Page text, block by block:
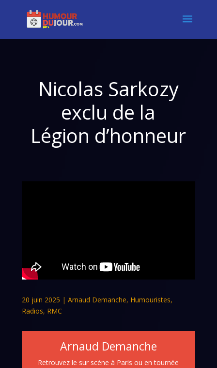
Nicolas Sarkozy
exclu de la
Légion d’honneur
20 juin 2025 | Arnaud Demanche, Humouristes,
Radios, RMC
Arnaud Demanche
Retrouvez le sur scène à Paris ou en tournée